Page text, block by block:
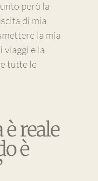
però la
di mia
la mia
viaggi e la
tutte le
reale
è